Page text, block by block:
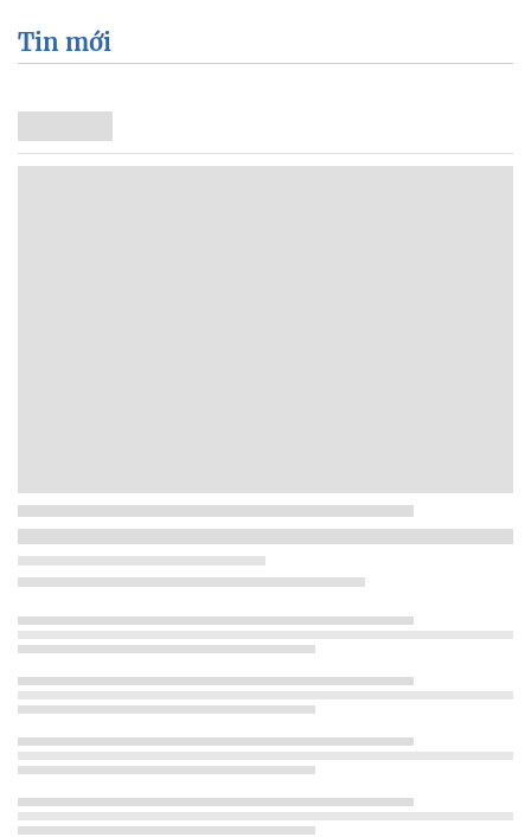
Tin mới